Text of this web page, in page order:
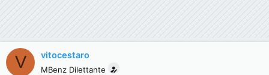
V vitocestaro
MBenz Dilettante